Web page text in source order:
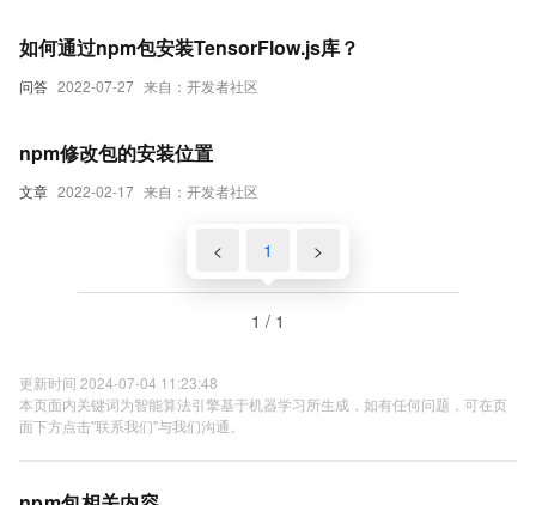
问答 2022-07-27 来自：开发者社区
如何通过npm包安装TensorFlow.js库？
文章 2022-02-17 来自：开发者社区
npm修改包的安装位置
< 1 >
1 / 1
更新时间 2024-07-04 11:23:48
本页面内关键词为智能算法引擎基于机器学习所生成，如有任何问题，可在页
面下方点击"联系我们"与我们沟通。